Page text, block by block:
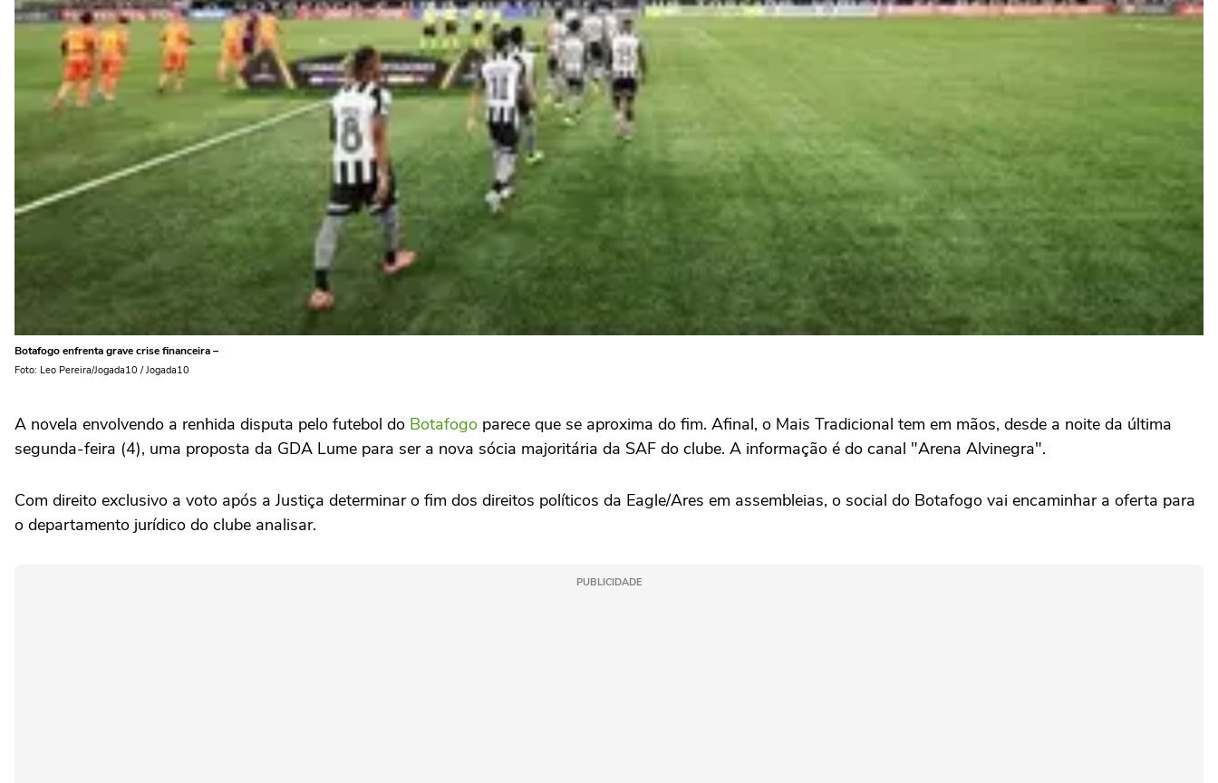
Botafogo enfrenta grave crise financeira –
Foto: Leo Pereira/Jogada10 / Jogada10
A novela envolvendo a renhida disputa pelo futebol do Botafogo parece que se aproxima do fim. Afinal, o Mais Tradicional tem em mãos, desde a noite da última
segunda-feira (4), uma proposta da GDA Lume para ser a nova sócia majoritária da SAF do clube. A informação é do canal "Arena Alvinegra".
Com direito exclusivo a voto após a Justiça determinar o fim dos direitos políticos da Eagle/Ares em assembleias, o social do Botafogo vai encaminhar a oferta para
o departamento jurídico do clube analisar.
PUBLICIDADE